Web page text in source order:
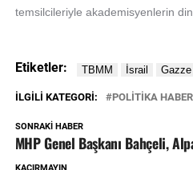
temsilcileriyle akademisyenlerin
Etiketler:
İLGILI KATEGORI: POLİTİKA
SONRAKI HABER
MHP Genel Başkanı Bahçeli,